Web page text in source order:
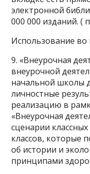
электронной
000 000 изданий. (
Использование во
9. «Внеурочная
внеурочной
начальной школы
личностные
реализацию в
«Внеурочная
сценарии
классов, которые
об истории и
принципами